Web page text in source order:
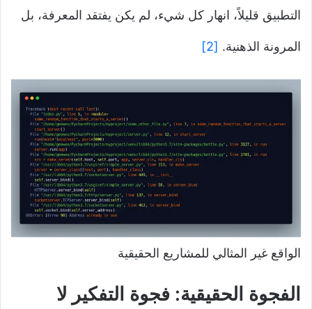
التطبيق قليلاً، انهار كل شيء، لم يكن يفتقد المعرفة، بل
المرونة الذهنية. [2]
الواقع غير المثالي للمشاريع الحقيقية
الفجوة الحقيقية: فجوة التفكير لا